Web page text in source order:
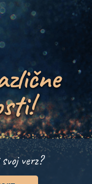
verz?